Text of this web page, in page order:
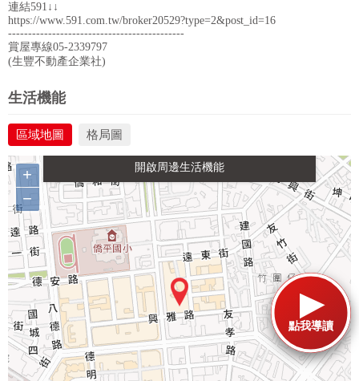
點我導讀
連結591↓↓
https://www.591.com.tw/broker20529?type=2&post_id=16
--------------------------------------------
賞屋專線05-2339797
(生豐不動產企業社)
生活機能
區域地圖 格局圖
生活購物
+
−